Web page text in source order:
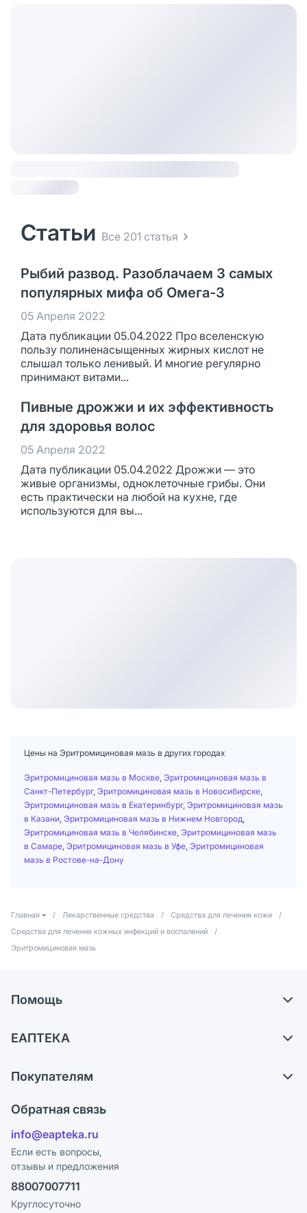
Статьи Все 201 статья
Рыбий развод. Разоблачаем 3 самых
популярных мифа об Омега-3
05 Апреля 2022
Дата публикации 05.04.2022 Про вселенскую
пользу полиненасыщенных жирных кислот не
слышал только ленивый. И многие регулярно
принимают витами...
Пивные дрожжи и их эффективность
для здоровья волос
05 Апреля 2022
Дата публикации 05.04.2022 Дрожжи — это
живые организмы, одноклеточные грибы. Они
есть практически на любой на кухне, где
используются для вы...
Цены на Эритромициновая мазь в других городах
Эритромициновая мазь в Москве Эритромициновая мазь в
Санкт-Петербург, Эритромициновая мазь в Новосибирске
Эритромициновая мазь в Екатеринбург, Эритромициновая мазь
в Казани Эритромициновая мазь в Нижнем Новгород
Эритромициновая мазь в Челябинске Эритромициновая мазь
в Самаре Эритромициновая мазь в Уфе Эритромициновая
мазь в Ростове-на-Дону
Главная / Лекарственные средства / Средства для лечения кожи
/
Средства для лечения кожных инфекций и воспалений
/
Эритромициновая мазь
Помощь
Обмен и возврат
Блог
ЕАПТЕКА
Карьера
Поставщики
Лицензия
Реклама на сайте
Ваши товары на ЕАПТЕКЕ
Покупателям
Программа СберСпасибо
Политика конфиденциальности
Пользовательское соглашение
Обратная связь
info@eapteka.ru
Если есть вопросы,
отзывы и предложения
88007007711
Круглосуточно